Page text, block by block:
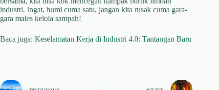
industri. Ingat, bumi cuma satu, jangan kita rusak cuma gara-
gara males kelola sampah!
Baca juga: Keselamatan Kerja di Industri 4.0: Tantangan Baru